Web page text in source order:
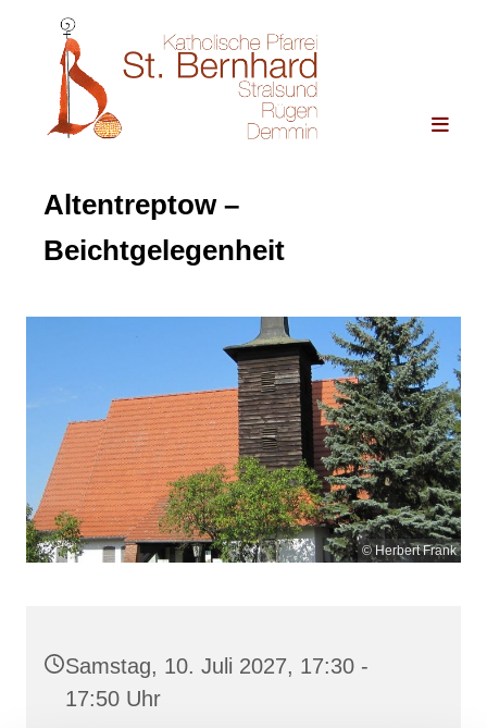
Altentreptow –
Beichtgelegenheit
© Herbert Frank
Samstag, 10. Juli 2027, 17:30 -
17:50 Uhr